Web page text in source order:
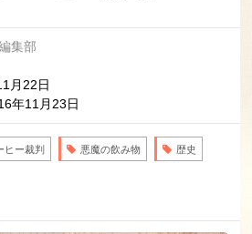
集部
月22日
年11月23日
ヒー裁判 悪魔の飲み物 歴史